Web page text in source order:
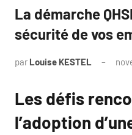
La démarche
sécurité de vos
par Louise KESTEL
Les défis
l’adoption